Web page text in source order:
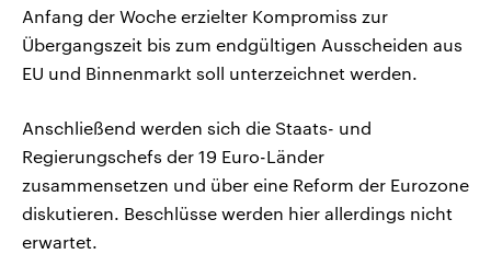
Anfang der Woche erzielter Kompromiss zur
Übergangszeit bis zum endgültigen Ausscheiden aus
EU und Binnenmarkt soll unterzeichnet werden.
Anschließend werden sich die Staats- und
Regierungschefs der 19 Euro-Länder
zusammensetzen und über eine Reform der Eurozone
diskutieren. Beschlüsse werden hier allerdings nicht
erwartet.